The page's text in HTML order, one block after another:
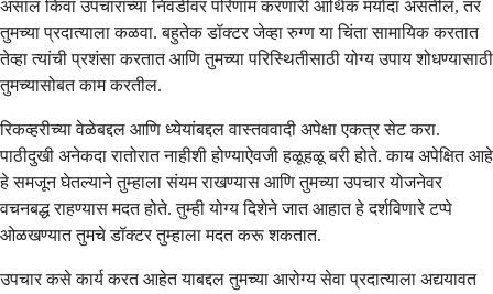
असाल किंवा उपचारांच्या निवडीवर परिणाम करणारी आर्थिक मर्यादा असतील, तर
तुमच्या प्रदात्याला कळवा. बहुतेक डॉक्टर जेव्हा रुग्ण या चिंता सामायिक करतात
तेव्हा त्यांची प्रशंसा करतात आणि तुमच्या परिस्थितीसाठी योग्य उपाय शोधण्यासाठी
तुमच्यासोबत काम करतील.
रिकव्हरीच्या वेळेबद्दल आणि ध्येयांबद्दल वास्तववादी अपेक्षा एकत्र सेट करा.
पाठीदुखी अनेकदा रातोरात नाहीशी होण्याऐवजी हळूहळू बरी होते. काय अपेक्षित आहे
हे समजून घेतल्याने तुम्हाला संयम राखण्यास आणि तुमच्या उपचार योजनेवर
वचनबद्ध राहण्यास मदत होते. तुम्ही योग्य दिशेने जात आहात हे दर्शविणारे टप्पे
ओळखण्यात तुमचे डॉक्टर तुम्हाला मदत करू शकतात.
उपचार कसे कार्य करत आहेत याबद्दल तुमच्या आरोग्य सेवा प्रदात्याला अद्ययावत